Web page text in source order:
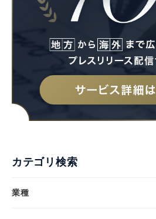
カテゴリ検索
業種
English